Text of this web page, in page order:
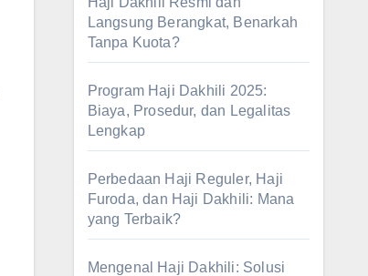
Langsung Berangkat, Benarkah
Tanpa Kuota?
Program Haji Dakhili 2025:
Biaya, Prosedur, dan Legalitas
Lengkap
Perbedaan Haji Reguler, Haji
Furoda, dan Haji Dakhili: Mana
yang Terbaik?
Mengenal Haji Dakhili: Solusi